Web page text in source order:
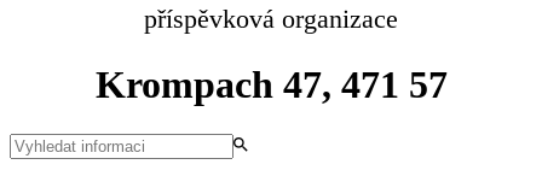
příspěvková organizace
Krompach 47, 471 57